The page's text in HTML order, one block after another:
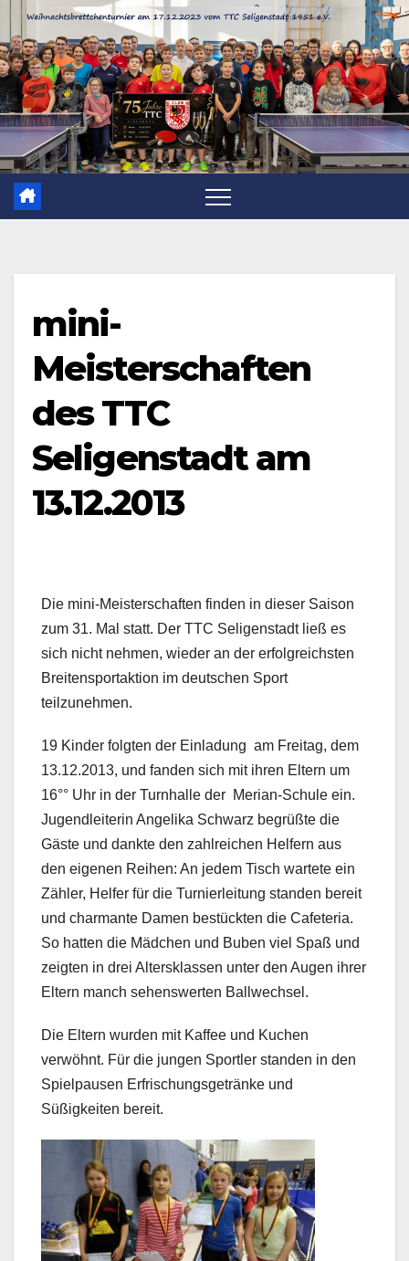
Zum
Inhalt
springen
mini-
Meisterschaften
des TTC
Seligenstadt am
13.12.2013
Die mini-Meisterschaften finden in dieser Saison
zum 31. Mal statt. Der TTC Seligenstadt ließ es
sich nicht nehmen, wieder an der erfolgreichsten
Breitensportaktion im deutschen Sport
teilzunehmen.
19 Kinder folgten der Einladung am Freitag, dem
13.12.2013, und fanden sich mit ihren Eltern um
16°° Uhr in der Turnhalle der Merian-Schule ein.
Jugendleiterin Angelika Schwarz begrüßte die
Gäste und dankte den zahlreichen Helfern aus
den eigenen Reihen: An jedem Tisch wartete ein
Zähler, Helfer für die Turnierleitung standen bereit
und charmante Damen bestückten die Cafeteria.
So hatten die Mädchen und Buben viel Spaß und
zeigten in drei Altersklassen unter den Augen ihrer
Eltern manch sehenswerten Ballwechsel.
Die Eltern wurden mit Kaffee und Kuchen
verwöhnt. Für die jungen Sportler standen in den
Spielpausen Erfrischungsgetränke und
Süßigkeiten bereit.